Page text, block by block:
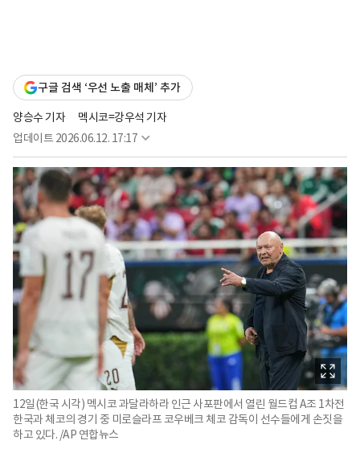
구글 검색 ‘우선 노출 매체’ 추가
양승수 기자
멕시코=강우석 기자
업데이트 2026.06.12. 17:17
12일(한국 시각) 멕시코 과달라하라 인근 사포판에서 열린 월드컵 A조 1차전
한국과 체코의 경기 중 미로슬라프 코우베크 체코 감독이 선수들에게 손짓을
하고 있다. /AP 연합뉴스